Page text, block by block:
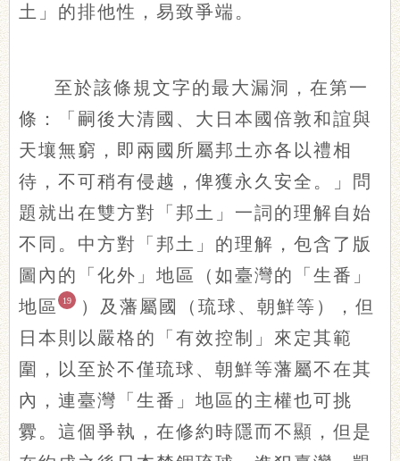
土」的排他性，易致爭端。
至於該條規文字的最大漏洞，在第一
條：「嗣後大清國、大日本國倍敦和誼與
天壤無窮，即兩國所屬邦土亦各以禮相
待，不可稍有侵越，俾獲永久安全。」問
題就出在雙方對「邦土」一詞的理解自始
不同。中方對「邦土」的理解，包含了版
圖內的「化外」地區（如臺灣的「生番」
地區
19
）及藩屬國（琉球、朝鮮等），但
日本則以嚴格的「有效控制」來定其範
圍，以至於不僅琉球、朝鮮等藩屬不在其
內，連臺灣「生番」地區的主權也可挑
釁。這個爭執，在修約時隱而不顯，但是